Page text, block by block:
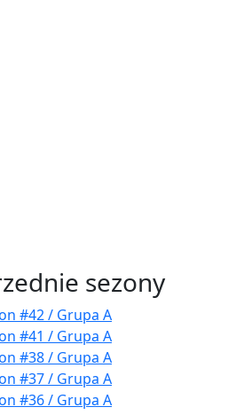
sezony
#42 / Grupa A
#41 / Grupa A
#38 / Grupa A
#37 / Grupa A
#36 / Grupa A